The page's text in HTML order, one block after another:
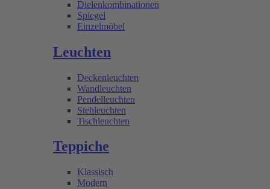
Dielenkombinationen
Spiegel
Einzelmöbel
Leuchten
Deckenleuchten
Wandleuchten
Pendelleuchten
Stehleuchten
Tischleuchten
Teppiche
Klassisch
Modern